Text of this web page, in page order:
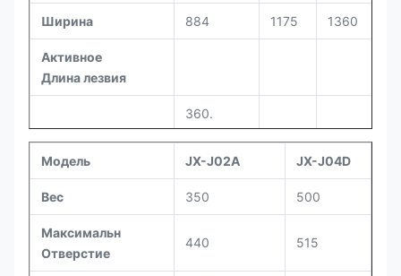
Ширина 884 1175 1360
Активное
Длина лезвия
Режим вращения
360.
Шарик
Вращение
Colling
Давление 235 300 320
Сила Curshing
корня
Модель JX-J02A JX-J04D
Вес 350 500
Максимальн
Отверстие
440 515